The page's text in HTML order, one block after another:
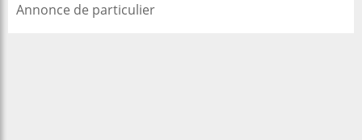
Annonce de particulier